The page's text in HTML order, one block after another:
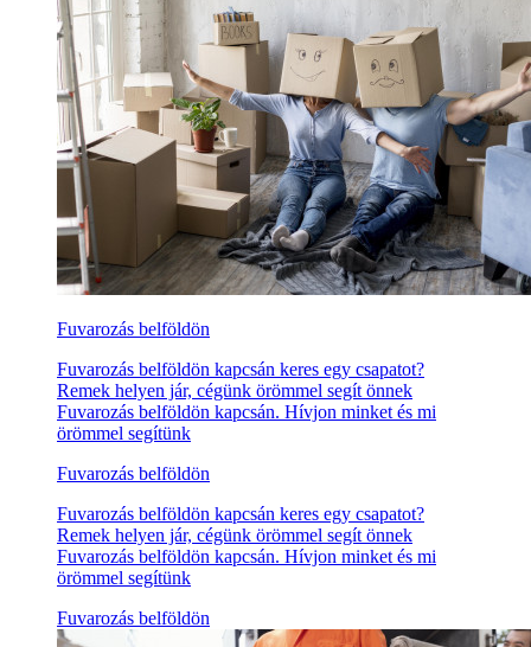
Fuvarozás belföldön
Fuvarozás belföldön kapcsán keres egy csapatot?
Remek helyen jár, cégünk örömmel segít önnek
Fuvarozás belföldön kapcsán. Hívjon minket és mi
örömmel segítünk
Fuvarozás belföldön
Fuvarozás belföldön kapcsán keres egy csapatot?
Remek helyen jár, cégünk örömmel segít önnek
Fuvarozás belföldön kapcsán. Hívjon minket és mi
örömmel segítünk
Fuvarozás belföldön